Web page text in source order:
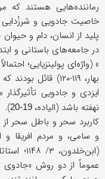
رماننده‌هایی هستند که
خاصیت جادویی و شرزُدایی
پلید از انسان، دام و
در جامعه‌های باستانی و
» (واژه‌ای پولینزیایی؛
بهار، ۱۱۹-۱۲۰)
ایزدی و جادویی
نهفته باشد (الیاده،
).
کاربرد سحر و باطل سحر از
و سامی، و مردم افریقا و
(ابن‌خلدون، ۳/ ۱۱۴۸؛ استاتلی،
عموماً از دو روش «جادوی